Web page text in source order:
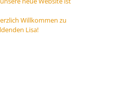
Willkommen zu
Lisa!